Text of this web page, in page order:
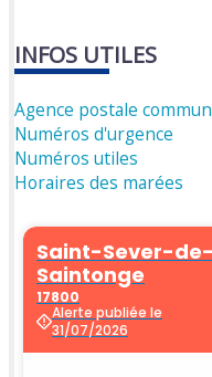
INFOS UTILES
Agence postale
Numéros d'urgence
Numéros utiles
Horaires des marées